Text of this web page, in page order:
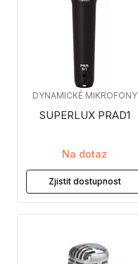
SUPERLUX PRAD1
DYNAMICKÉ MIKROFONY
Na dotaz
Zjistit dostupnost